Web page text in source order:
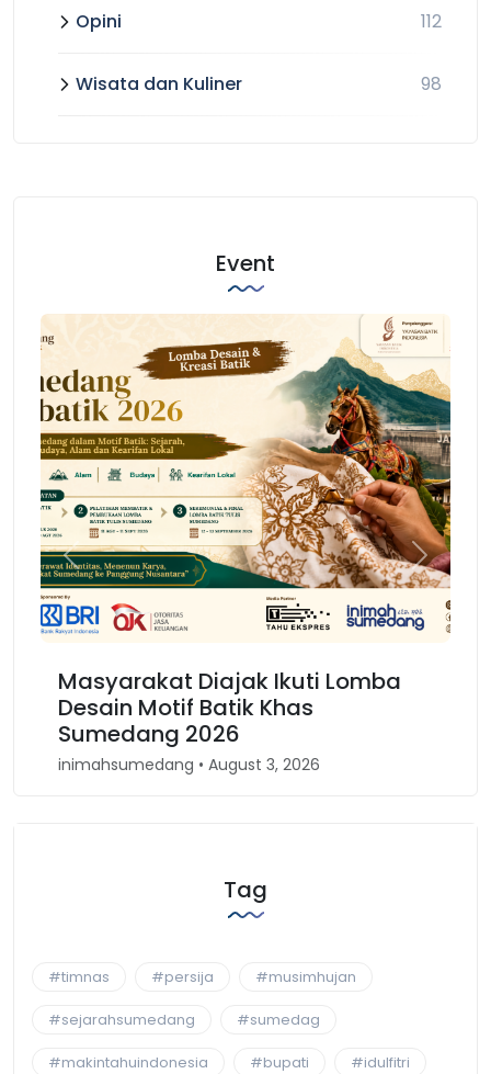
Opini 112
Wisata dan Kuliner 98
Event
Karnaval Binokasih, Merajut
Kembali Spirit Kesundaan di Jawa
Barat
inimahsumedang • April 30, 2026
Previous Next
Tag
#timnas #persija #musimhujan
#sejarahsumedang #sumedag
#makintahuindonesia #bupati #idulfitri